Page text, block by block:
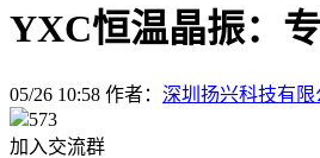
YXC恒温晶振：
05/26 10:58 作者： 深圳扬兴科技有限
573
加入交流群